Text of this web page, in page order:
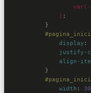
            )
;
}
display :
justify-
align-
}
width :